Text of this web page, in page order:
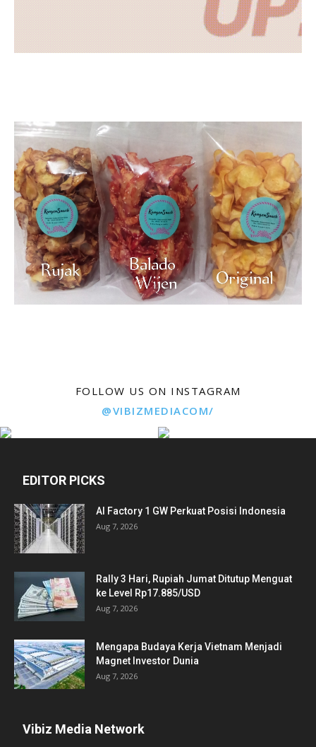
FOLLOW US ON INSTAGRAM
@VIBIZMEDIACOM/
EDITOR PICKS
AI Factory 1 GW Perkuat Posisi Indonesia
Aug 7, 2026
Rally 3 Hari, Rupiah Jumat Ditutup Menguat
ke Level Rp17.885/USD
Aug 7, 2026
Mengapa Budaya Kerja Vietnam Menjadi
Magnet Investor Dunia
Aug 7, 2026
Vibiz Media Network